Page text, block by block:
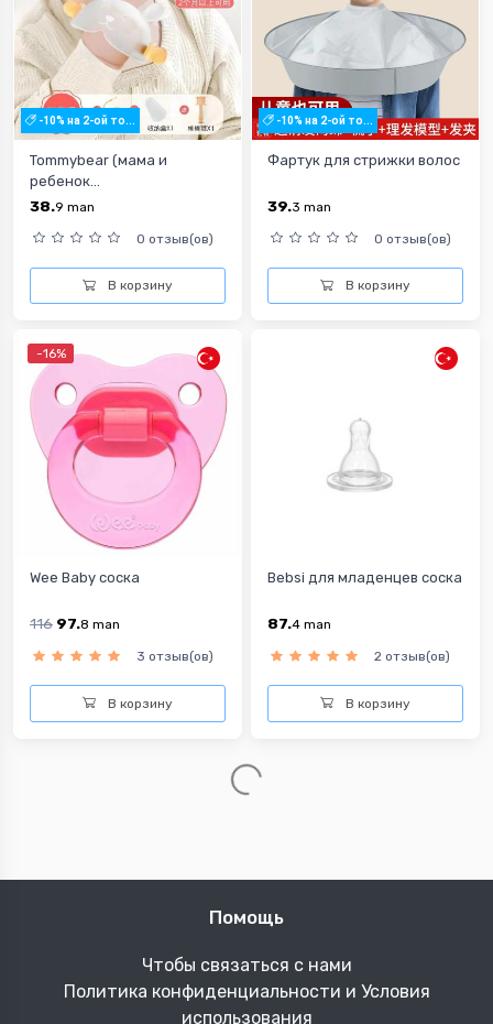
-10% на 2-ой то...
Tommybear (мама и
ребенок...
38.9 man
0 отзыв(ов)
В корзину
-10% на 2-ой то...
Фартук для стрижки волос
39.3 man
0 отзыв(ов)
В корзину
-16%
Wee Baby соска
116 97.8 man
3 отзыв(ов)
В корзину
Bebsi для младенцев соска
87.4 man
2 отзыв(ов)
В корзину
Mamajoo Bäbek üçin Soska
Philips Avent Bäbek üçin ...